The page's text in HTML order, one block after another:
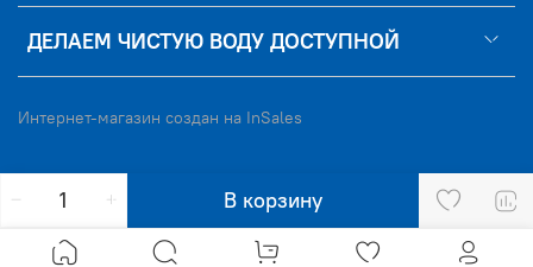
В корзину
ДЕЛАЕМ ЧИСТУЮ ВОДУ ДОСТУПНОЙ
Интернет-магазин создан на InSales